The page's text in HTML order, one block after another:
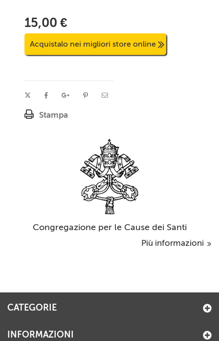
15,00 €
Acquistalo nei migliori store online
Stampa
Congregazione per le Cause dei Santi
Più informazioni
CATEGORIE
INFORMAZIONI